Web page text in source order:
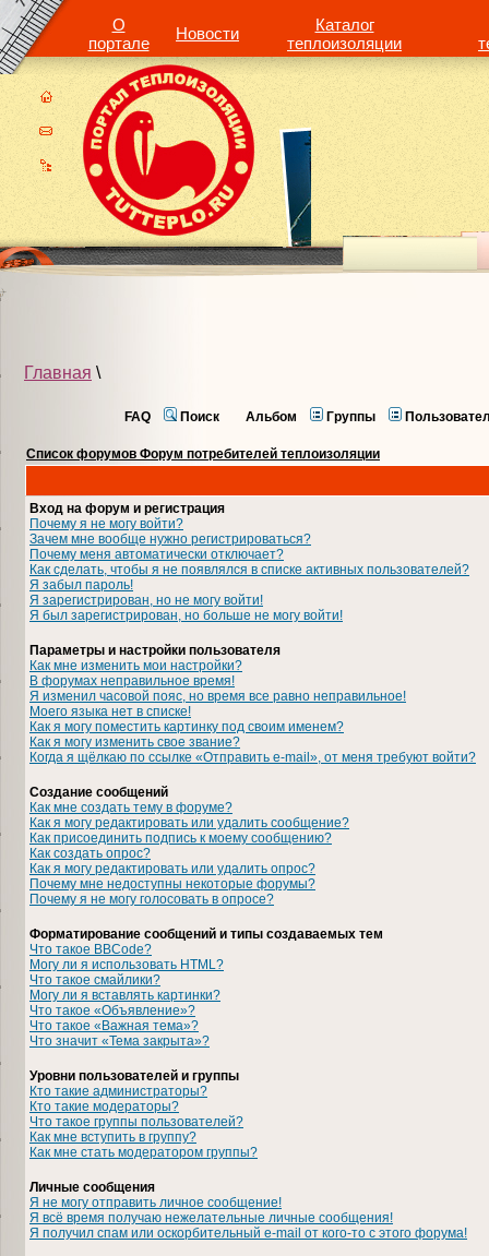
О
портале
Новости
Каталог
теплоизоляции
Главная \
FAQ Поиск Альбом Группы
Список форумов Форум потребителей теплоизоляции
Вход на форум и регистрация
Почему я не могу войти?
Зачем мне вообще нужно регистрироваться?
Почему меня автоматически отключает?
Как сделать, чтобы я не появлялся в списке активных пользователей?
Я забыл пароль!
Я зарегистрирован, но не могу войти!
Я был зарегистрирован, но больше не могу войти!
Параметры и настройки пользователя
Как мне изменить мои настройки?
В форумах неправильное время!
Я изменил часовой пояс, но время все равно неправильное!
Моего языка нет в списке!
Как я могу поместить картинку под своим именем?
Как я могу изменить свое звание?
Когда я щёлкаю по ссылке «Отправить e-mail», от меня требуют войти?
Создание сообщений
Как мне создать тему в форуме?
Как я могу редактировать или удалить сообщение?
Как присоединить подпись к моему сообщению?
Как создать опрос?
Как я могу редактировать или удалить опрос?
Почему мне недоступны некоторые форумы?
Почему я не могу голосовать в опросе?
Форматирование сообщений и типы создаваемых тем
Что такое BBCode?
Могу ли я использовать HTML?
Что такое смайлики?
Могу ли я вставлять картинки?
Что такое «Объявление»?
Что такое «Важная тема»?
Что значит «Тема закрыта»?
Уровни пользователей и группы
Кто такие администраторы?
Кто такие модераторы?
Что такое группы пользователей?
Как мне вступить в группу?
Как мне стать модератором группы?
Личные сообщения
Я не могу отправить личное сообщение!
Я всё время получаю нежелательные личные сообщения!
Я получил спам или оскорбительный e-mail от кого-то с этого форума!